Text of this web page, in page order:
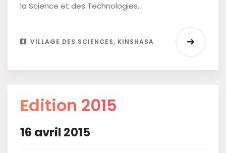
la Science et des Technologies.
VILLAGE DES SCIENCES, KINSHASA
Edition 2015
16 avril 2015